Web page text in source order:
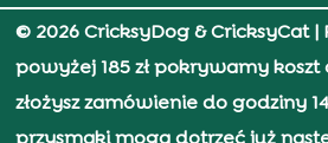
© 2026 CricksyDog & CricksyCat|
powyżej 185 zł pokrywamy
złożysz zamówienie do godziny
przysmaki mogą dotrzeć już